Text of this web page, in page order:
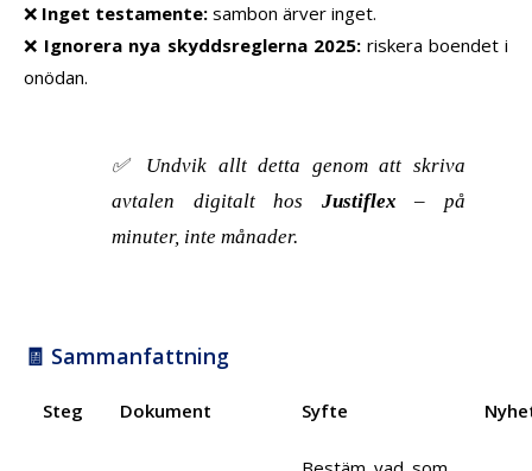
❌ Inget testamente: sambon ärver inget.
❌ Ignorera nya skyddsreglerna 2025:riskera boendet i
onödan.
✅ Undvik allt detta genom att skriva
avtalen digitalt hos Justiflex – på
minuter, inte månader.
🧾 Sammanfattning
Steg Dokument Syfte